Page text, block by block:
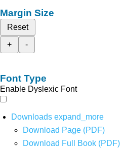
Margin Size
Reset
+
-
Font Type
Enable Dyslexic Font
Downloads expand_more
Download Page (PDF)
Download Full Book (PDF)